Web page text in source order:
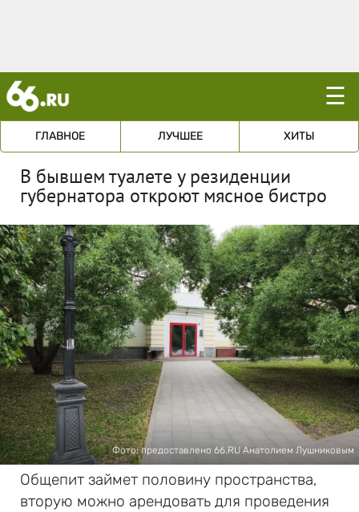
☰
ГЛАВНОЕ ЛУЧШЕЕ ХИТЫ
В бывшем туалете у резиденции
губернатора откроют мясное бистро
Фото: предоставлено 66.RU Анатолием Лушниковым
Общепит займет половину пространства,
вторую можно арендовать для проведения